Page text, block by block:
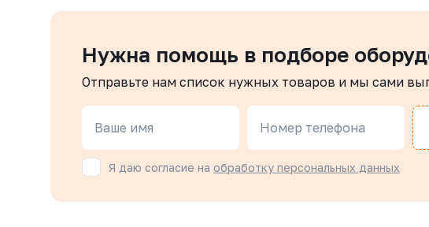
ВР/ВР, рукоятка-рычаг, резьба
ВР/ВР, рукоятка-
Нужна помощь в подборе
Отправьте нам список нужных товаров и мы сами
Ваше имя Номер телефона
Я даю согласие на обработку персональных данных